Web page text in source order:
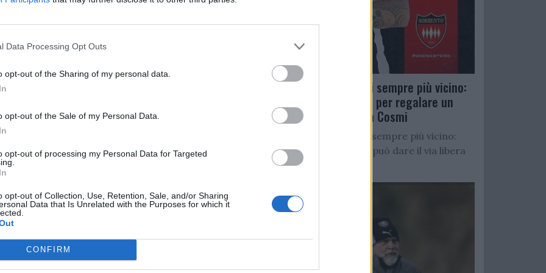
Data Processing Opt Outs
opt-out of the Sharing of my personal data.
opt-out of the Sale of my Personal Data.
opt-out of processing my Personal Data for Targeted
opt-out of Collection, Use, Retention, Sale, and/or Sharing
Data that Is Unrelated with the Purposes for which it
CONFIRM
proprio incarico, colpevole, secondo
la squadra. Dopo la
di oggi c'è stato un confronto tra
Iervolino, il direttore sportivo Morgan
Come ribadito dal patron granata
che appaiono sui social, piuttosto ora
e condurla alla vittoria già da
faccia la sua parte così che la
alla vittoria: quest'ultima manca dal
Salernitana, D’Ursi sempre più vicino:
Faggiano accelera per regalare un
altro attaccante a Cosmi
Salernitana, D’Ursi sempre più vicino:
Starita al Sorrento può dare il via libera
all’operazione